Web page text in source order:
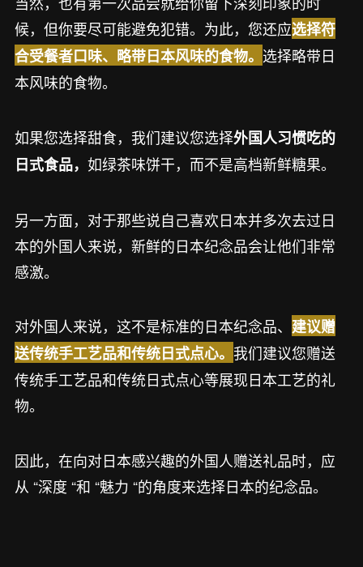
候，但你要尽可能避免犯错。为此，您还应选择符
合受餐者口味、略带日本风味的食物。 选择略带日
本风味的食物。
如果您选择甜食，我们建议您选择外国人习惯吃的
日式食品， 如绿茶味饼干，而不是高档新鲜糖果。
另一方面，对于那些说自己喜欢日本并多次去过日
本的外国人来说，新鲜的日本纪念品会让他们非常
感激。
对外国人来说，这不是标准的日本纪念品、 建议赠
送传统手工艺品和传统日式点心。 我们建议您赠送
传统手工艺品和传统日式点心等展现日本工艺的礼
物。
因此，在向对日本感兴趣的外国人赠送礼品时，应
从 “深度 “和 “魅力 “的角度来选择日本的纪念品。